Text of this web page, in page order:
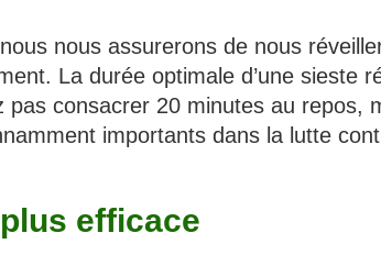
nous assurerons de nous
La durée optimale d’une sieste
pas consacrer 20 minutes au repos,
importants dans la lutte
efficace